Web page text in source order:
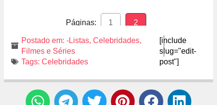
Páginas: 1 2
Postado em: -Listas, Celebridades,
Filmes e Séries
Tags: Celebridades
[include
slug="edit-
post"]